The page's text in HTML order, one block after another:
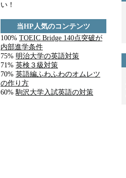
い！
当HP人気のコンテンツ
100% TOEIC Bridge 140点突破が
内部進学条件
75% 明治大学の英語対策
71% 英検３級対策
70% 英語編ふわふわのオムレツ
の作り方
60% 駒沢大学入試英語の対策